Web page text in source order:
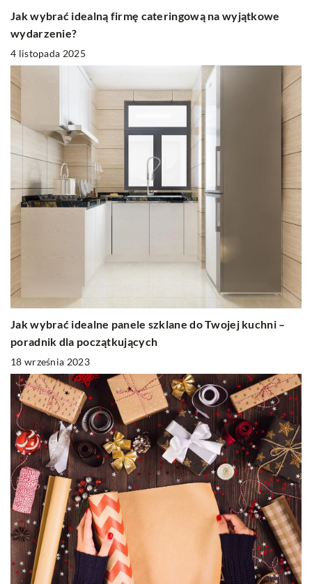
Jak wybrać idealną firmę cateringową na wyjątkowe
wydarzenie?
4 listopada 2025
Jak wybrać idealne panele szklane do Twojej kuchni –
poradnik dla początkujących
18 września 2023